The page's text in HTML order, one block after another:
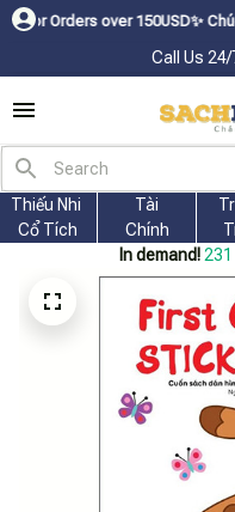
over 150USDㅤ✨Chúc mừng
Call Us
Thiếu Nhi
Cổ Tích
Tài
Chính
In demand! 235